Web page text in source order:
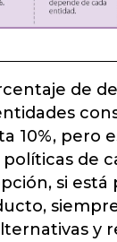
de
10%, pero
de
si está
y